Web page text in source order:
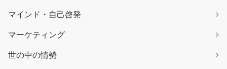
マインド・自己啓発
マーケティング
世の中の情勢